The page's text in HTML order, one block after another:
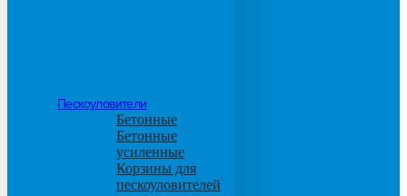
Пескоуловители
Бетонные
Бетонные
усиленные
Корзины для
пескоуловителей